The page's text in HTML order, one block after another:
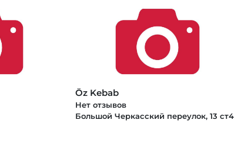
Öz Kebab
Нет отзывов
Большой Черкасский переулок, 13 ст4